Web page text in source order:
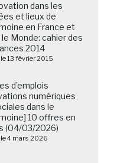
dans les
et lieux de
en France et
le Monde: cahier des
2014
13 février 2015
d’emplois
numériques
dans le
10 offres en
(04/03/2026)
4 mars 2026